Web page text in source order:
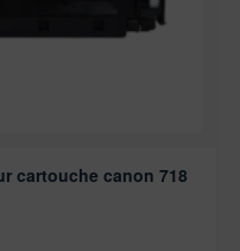
cartouche canon 718